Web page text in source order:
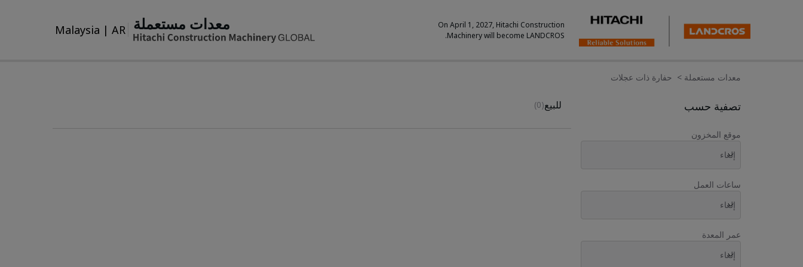
On April 1, 2027, Hitachi Construction
Machinery will become LANDCROS.
معدات مستعملة Malaysia | AR
معدات مستعملة > حفارة ذات عجلات
تصفية حسب
موقع المخزون
إلغاء
ساعات العمل
إلغاء
عمر المعدة
إلغاء
للبيع(0)